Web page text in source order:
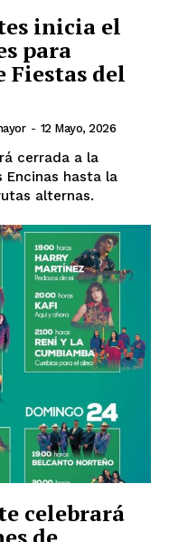
inicia el
para
Fiestas del
- 12 Mayo, 2026
cerrada a la
Encinas hasta la
alternas.
celebrará